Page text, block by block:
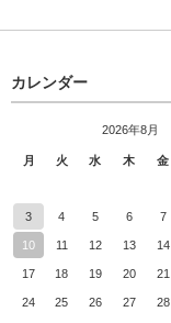
カレンダー
2026年8月
月 火 水 木 金
3 4 5 6 7
10 11 12 13 14
17 18 19 20 21
24 25 26 27 28